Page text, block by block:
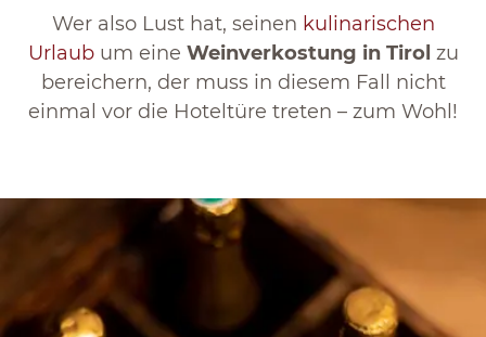
Wer also Lust hat, seinen kulinarischen
Urlaubum eine Weinverkostung in Tirol zu
bereichern, der muss in diesem Fall nicht
einmal vor die Hoteltüre treten – zum Wohl!